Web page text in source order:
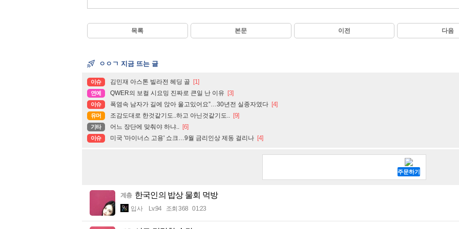
목록 본문 이전 다음
ㅇㅇㄱ 지금 뜨는 글
이슈 김민재 아스톤 빌라전 헤딩 골 [1]
연예 QWER의 보컬 시요밍 진짜로 큰일 난 이유 [3]
이슈 폭염속 남자가 길에 앉아 울고있어요”…30년전 실종자였다 [4]
유머 조감도대로 한것같기도..하고 아닌것같기도.. [9]
기타 어느 장단에 맞춰야 하냐.. [6]
이슈 미국 '마이너스 고용' 쇼크…9월 금리인상 제동 걸리나 [4]
계층 한국인의 밥상 물회 먹방
입사 Lv.94 조회 368 01:23